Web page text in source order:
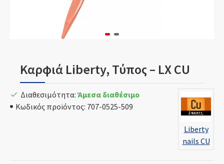
Καρφιά Liberty, Τύπος – LX CU
Διαθεσιμότητα: Άμεσα διαθέσιμο
Κωδικός προϊόντος: 707-0525-509
Liberty
nails CU